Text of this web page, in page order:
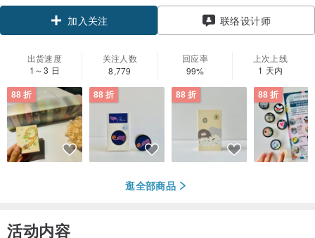
加入关注
联络设计师
出货速度
1～3 日
关注人数
8,779
回应率
99%
上次上线
1 天内
88 折 88 折 88 折 88 折
逛全部商品
活动内容